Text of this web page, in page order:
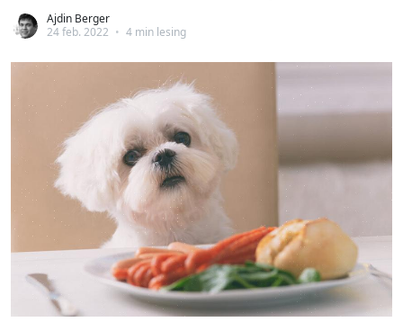
Ajdin Berger
24 feb. 2022 • 4 min lesing